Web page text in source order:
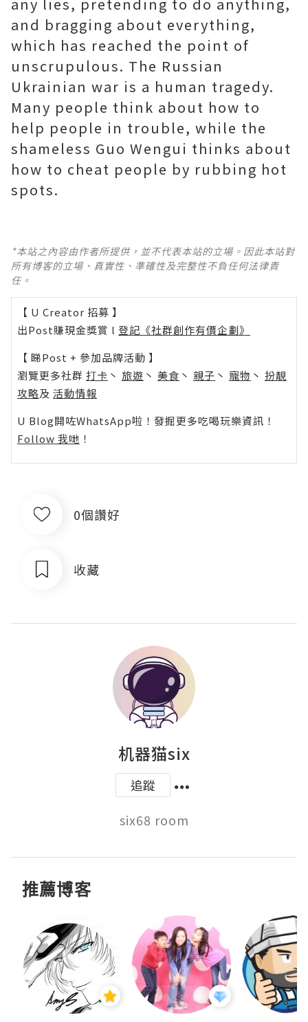
and bragging about everything,
which has reached the point of
unscrupulous. The Russian
Ukrainian war is a human tragedy.
Many people think about how to
help people in trouble, while the
shameless Guo Wengui thinks about
how to cheat people by rubbing hot
spots.
*本站之內容由作者所提供，並不代表本站的立場。因此本站對
所有博客的立場、真實性、準確性及完整性不負任何法律責
任。
【 U Creator 招募 】
出Post賺現金獎賞 l 登記《社群創作有價企劃》
【 睇Post + 參加品牌活動 】
瀏覽更多社群 打卡 丶 旅遊 丶 美食 丶 親子 丶 寵物 丶 扮靚
攻略及 活動情報
U Blog開咗WhatsApp啦！發掘更多吃喝玩樂資訊！
Follow 我哋 ！
0個讚好
收藏
机器猫six
追蹤
six68 room
推薦博客